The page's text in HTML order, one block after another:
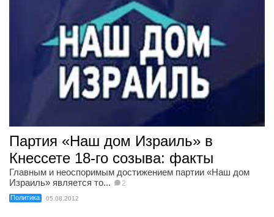
Партия «Наш дом Израиль» в
Кнессете 18-го созыва: факты
Главным и неоспоримым достижением партии «Наш дом
Израиль» является то...
2
Политика 05.08.2012